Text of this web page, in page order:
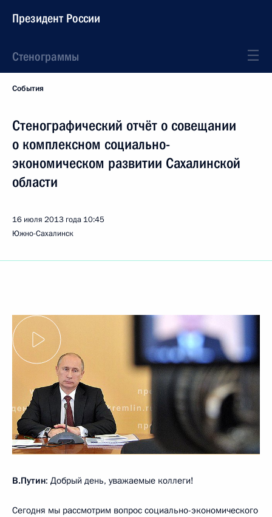
Президент России
Стенограммы
События
Стенографический отчёт о совещании
о комплексном социально-
экономическом развитии Сахалинской
области
16 июля 2013 года 10:45
Южно-Сахалинск
В.Путин: Добрый день, уважаемые коллеги!
Сегодня мы рассмотрим вопрос социально-экономического